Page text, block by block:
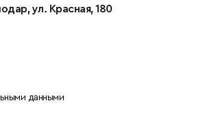
ул. Красная, 180
данными